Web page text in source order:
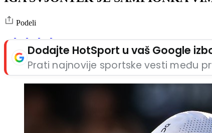
Podeli
Dodajte HotSport u vaš Google
Prati najnovije sportske vesti među